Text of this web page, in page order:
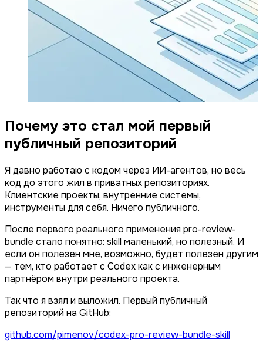
Почему это стал мой первый
публичный репозиторий
Я давно работаю с кодом через ИИ-агентов, но весь
код до этого жил в приватных репозиториях.
Клиентские проекты, внутренние системы,
инструменты для себя. Ничего публичного.
После первого реального применения pro-review-
bundle стало понятно: skill маленький, но полезный. И
если он полезен мне, возможно, будет полезен другим
— тем, кто работает с Codex как с инженерным
партнёром внутри реального проекта.
Так что я взял и выложил. Первый публичный
репозиторий на GitHub:
github.com/pimenov/codex-pro-review-bundle-skill